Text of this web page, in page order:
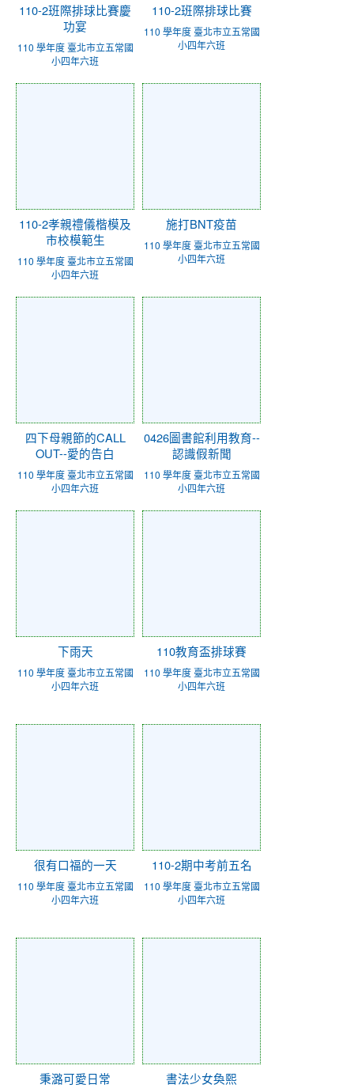
110-2班際排球比賽慶
功宴
110 學年度 臺北市立五常國
小四年六班
110-2班際排球比賽
110 學年度 臺北市立五常國
小四年六班
110-2孝親禮儀楷模及
市校模範生
110 學年度 臺北市立五常國
小四年六班
施打BNT疫苗
110 學年度 臺北市立五常國
小四年六班
四下母親節的CALL
OUT--愛的告白
110 學年度 臺北市立五常國
小四年六班
0426圖書館利用教育--
認識假新聞
110 學年度 臺北市立五常國
小四年六班
下雨天
110 學年度 臺北市立五常國
小四年六班
110教育盃排球賽
110 學年度 臺北市立五常國
小四年六班
很有口福的一天
110 學年度 臺北市立五常國
小四年六班
110-2期中考前五名
110 學年度 臺北市立五常國
小四年六班
秉潞可愛日常 書法少女奐熙